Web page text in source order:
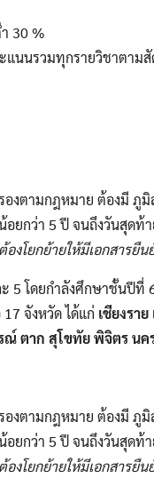
30 %
นนรวมทุกรายวิชาตาม
งตามกฎหมาย ต้องมี ภู
ยกว่า 5 ปี จนถึงวันสุดท้
งโยกย้ายให้มีเอกสารยืน
5 โดยกําลังศึกษาชั้นปีที่
จังหวัด ได้แก่ เชียงรา
ตาก สุโขทัย พิจิตร นค
งตามกฎหมาย ต้องมี ภู
ยกว่า 5 ปี จนถึงวันสุดท้
งโยกย้ายให้มีเอกสารยืน